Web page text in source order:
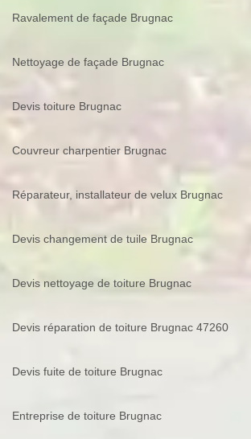
Ravalement de façade Brugnac
Nettoyage de façade Brugnac
Devis toiture Brugnac
Couvreur charpentier Brugnac
Réparateur, installateur de velux Brugnac
Devis changement de tuile Brugnac
Devis nettoyage de toiture Brugnac
Devis réparation de toiture Brugnac 47260
Devis fuite de toiture Brugnac
Entreprise de toiture Brugnac